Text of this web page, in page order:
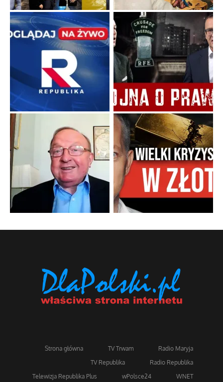
Strona główna TV Trwam
Radio Maryja
TV Republika
Radio Republika
Telewizja Republika Plus
wPolsce24
WNET